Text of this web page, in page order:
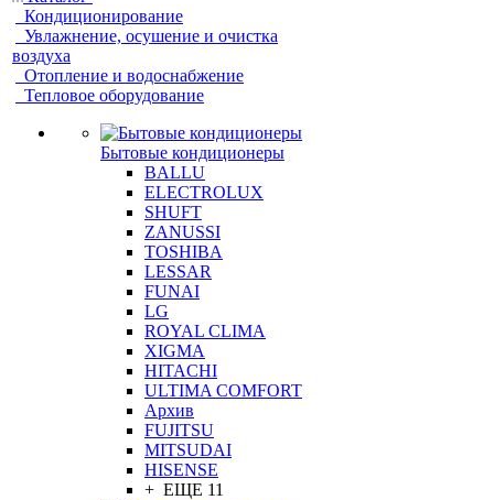
Кондиционирование
Увлажнение, осушение и очистка
воздуха
Отопление и водоснабжение
Тепловое оборудование
Бытовые кондиционеры
BALLU
ELECTROLUX
SHUFT
ZANUSSI
TOSHIBA
LESSAR
FUNAI
LG
ROYAL CLIMA
XIGMA
HITACHI
ULTIMA COMFORT
Архив
FUJITSU
MITSUDAI
HISENSE
+ ЕЩЕ 11